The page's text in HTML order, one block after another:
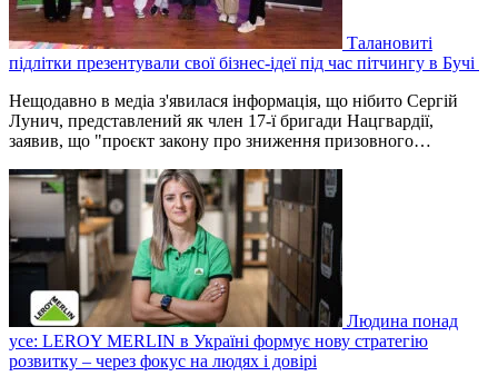
Талановиті
підлітки презентували свої бізнес-ідеї під час пітчингу в Бучі
Нещодавно в медіа з'явилася інформація, що нібито Сергій
Лунич, представлений як член 17-ї бригади Нацгвардії,
заявив, що "проєкт закону про зниження призовного…
Людина понад
усе: LEROY MERLIN в Україні формує нову стратегію
розвитку – через фокус на людях і довірі